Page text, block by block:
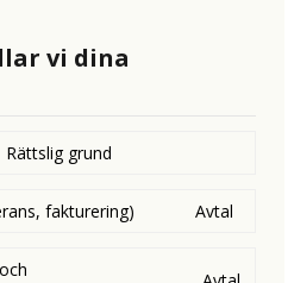
vi dina
Rättslig grund
fakturering) Avtal